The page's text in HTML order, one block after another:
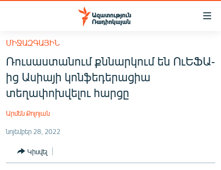
Մատչելիության
հիմնական
բովանդակությանը
Անցնել
հիմնական
մենյուին
ՔԱՂԱՔԱԿԱՆ
ՏՆՏԵՍՈՒԹՅՈՒՆ
ՄԻՋԱԶԳԱՅԻՆ
Ռուսաստանում քննարկում են ՈւԵՖԱ-
ից Ասիայի կոնֆեդերացիա
տեղափոխվելու հարցը
Արմեն Քոլոյան
նոյեմբեր 28, 2022
Կիսվել